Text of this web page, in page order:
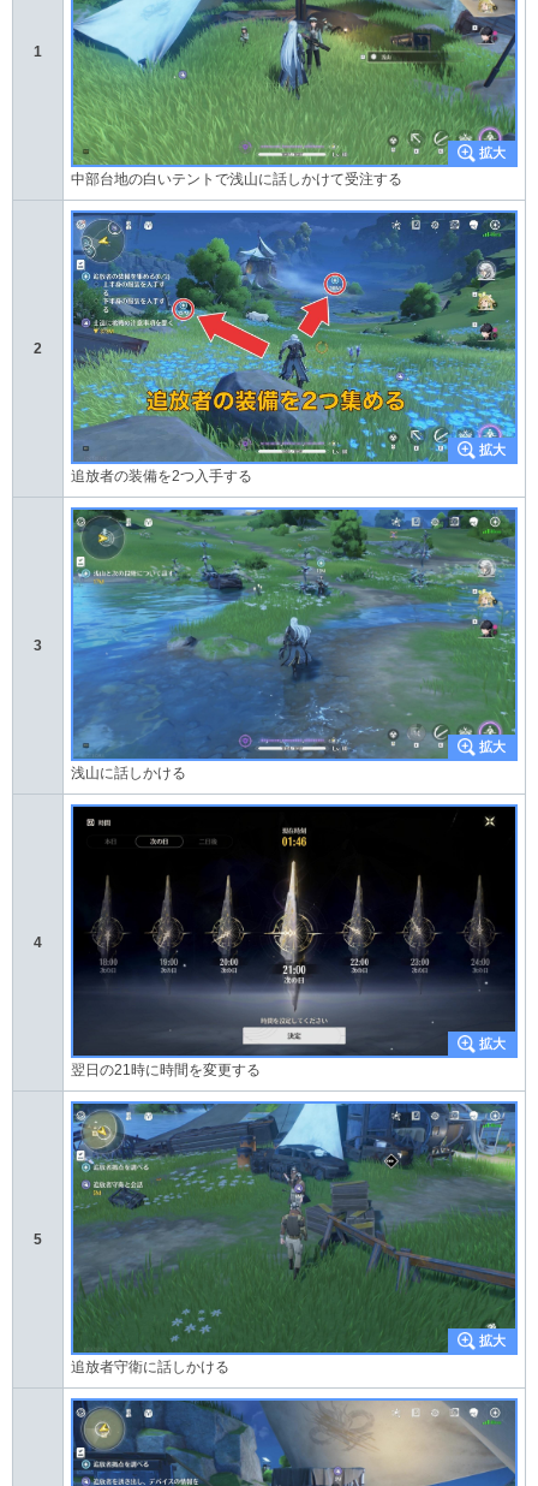
1
中部台地の白いテントで浅山に話しかけて受注する
2
追放者の装備を2つ入手する
3
浅山に話しかける
4
翌日の21時に時間を変更する
5
追放者守衛に話しかける